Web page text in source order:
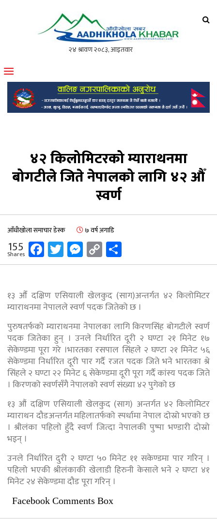
मोफसलकै लोकप्रिय अनलाइन पत्रिका
४२ किलोमिटरको म्याराथनमा
बोगटीले जिते नेपालको लागि ४२ औँ
स्वर्ण
आँधीखोला समाचार डेस्क ७ वर्ष अगाडि
155
Shares Facebook
Twitter
Messenger
Copy
Link
१३ औँ दक्षिण एसियाली खेलकुद (साग)अन्तर्गत ४२ किलोमिटर
म्याराथनमा नेपालले स्वर्ण पदक जितेको छ ।
पुरुषतर्फको म्याराथनमा नेपालका लागि किरणसिंह बोगटीले स्वर्ण
पदक जितेका हुन् । उनले निर्धारित दूरी २ घण्टा २१ मिनेट १७
सेकेण्डमा पूरा गरे ।भारतका रसपाल सिंहले २ घण्टा २१ मिनेट ५६
सेकेण्डमा निर्धारित दूरी पार गर्दै रजत पदक जिते भने भारतका श्रे
सिंहले २ घण्टा २२ मिनेट ६ सेकेण्डमा दूरी पूरा गर्दै कांस्य पदक जिते
। किरणको स्वर्णसँगै नेपालको स्वर्ण संख्या ४२ पुगेको छ
१३ औं दक्षिण एसियाली खेलकुद (साग) अन्तर्गत ४२ किलोमिटर
म्याराथन दौडअन्तर्गत महिलातर्फको स्पर्धामा नेपाल दोस्रो भएको छ
। श्रीलंका पहिलो हुँदै स्वर्ण जित्दा नेपालकी पुष्पा भण्डारी दोस्रो
भइन् ।
उनले निर्धारित दुरी २ घण्टा ५० मिनेट ११ सकेण्डमा पार गरिन् ।
पहिलो भएकी श्रीलंकाकी खेलाडी हिरुनी केसाले भने २ घण्टा ४१
मिनेट २४ सेकेण्डमा दौड पूरा गरिन् ।
Facebook Comments Box